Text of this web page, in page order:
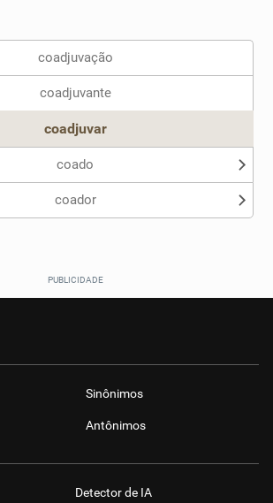
apresentados me ajudou
coadjuvação
coadjuvante
coadjuvar
coado
coador
Sinônimos
Antônimos
Detector de IA